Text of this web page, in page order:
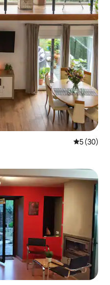
평점 5점(5
5 (30)